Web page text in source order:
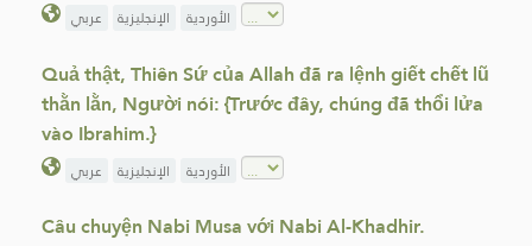
عربي الإنجليزية الأوردية
Quả thật, Thiên Sứ của Allah đã ra lệnh giết chết lũ
thằn lằn, Người nói: {Trước đây, chúng đã thổi lửa
vào Ibrahim.}
عربي الإنجليزية الأوردية
Câu chuyện Nabi Musa với Nabi Al-Khadhir.